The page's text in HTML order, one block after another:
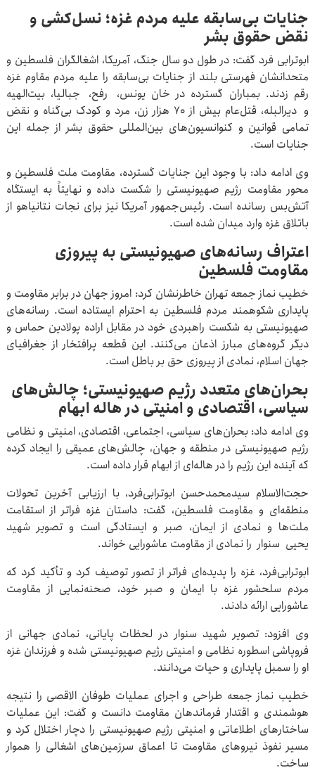
جنایات بی‌سابقه علیه مردم غزه؛ نسل‌کشی و
نقض حقوق بشر
ابوترابی فرد گفت: در طول دو سال جنگ، آمریکا، اشغالگران فلسطین و
متحدانشان فهرستی بلند از جنایات بی‌سابقه را علیه مردم مقاوم غزه
رقم زدند. بمباران گسترده در خان یونس، رفح، جبالیا، بیت‌الهیه
و دیرالبله، قتل‌عام بیش از ۷۰ هزار زن، مرد و کودک بی‌گناه و نقض
تمامی قوانین و کنوانسیون‌های بین‌المللی حقوق بشر از جمله این
جنایات است.
وی ادامه داد: با وجود این جنایات گسترده، مقاومت ملت فلسطین و
محور مقاومت رژیم صهیونیستی را شکست داده و نهایتاً به ایستگاه
آتش‌بس رسانده است. رئیس‌جمهور آمریکا نیز برای نجات نتانیاهو از
باتلاق غزه وارد میدان شده است.
اعتراف رسانه‌های صهیونیستی به پیروزی
مقاومت فلسطین
خطیب نماز جمعه تهران خاطرنشان کرد: امروز جهان در برابر مقاومت و
پایداری شکوهمند مردم فلسطین به احترام ایستاده است. رسانه‌های
صهیونیستی به شکست راهبردی خود در مقابل اراده پولادین حماس و
دیگر گروه‌های مبارز اذعان می‌کنند. این قطعه پرافتخار از جغرافیای
جهان اسلام، نمادی از پیروزی حق بر باطل است.
بحران‌های متعدد رژیم صهیونیستی؛ چالش‌های
سیاسی، اقتصادی و امنیتی در هاله ابهام
وی ادامه داد: بحران‌های سیاسی، اجتماعی، اقتصادی، امنیتی و نظامی
رژیم صهیونیستی در منطقه و جهان، چالش‌های عمیقی را ایجاد کرده
که آینده این رژیم را در هاله‌ای از ابهام قرار داده است.
حجت‌الاسلام سیدمحمدحسن ابوترابی‌فرد، با ارزیابی آخرین تحولات
منطقه‌ای و مقاومت فلسطین، گفت: داستان غزه فراتر از استقامت
ملت‌ها و نمادی از ایمان، صبر و ایستادگی است و تصویر شهید
یحیی سنوار را نمادی از مقاومت عاشورایی خواند.
ابوترابی‌فرد، غزه را پدیده‌ای فراتر از تصور توصیف کرد و تأکید کرد که
مردم سلحشور غزه با ایمان و صبر خود، صحنه‌نمایی از مقاومت
عاشورایی ارائه دادند.
وی افزود: تصویر شهید سنوار در لحظات پایانی، نمادی جهانی از
فروپاشی اسطوره نظامی و امنیتی رژیم صهیونیستی شده و فرزندان غزه
او را سمبل پایداری و حیات می‌دانند.
خطیب نماز جمعه طراحی و اجرای عملیات طوفان الاقصی را نتیجه
هوشمندی و اقتدار فرماندهان مقاومت دانست و گفت: این عملیات
ساختارهای اطلاعاتی و امنیتی رژیم صهیونیستی را دچار اختلال کرد و
مسیر نفوذ نیروهای مقاومت تا اعماق سرزمین‌های اشغالی را هموار
ساخت.